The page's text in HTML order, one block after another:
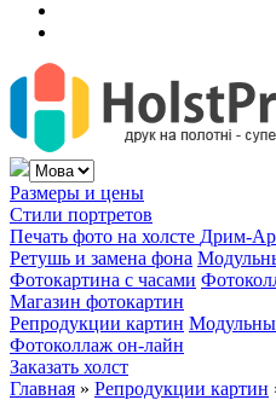
Размеры и цены
Стили портретов
Печать фото на холсте Дрим-
Ретушь и замена фона
Фотокартина с часами
Магазин фотокартин
Репродукции картин
Фотоколлаж он-лайн
Заказать холст
Главная » Репродукции картин